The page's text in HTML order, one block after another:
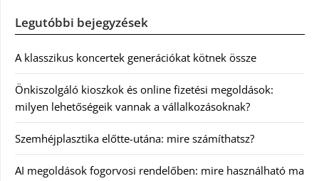
Legutóbbi bejegyzések
A klasszikus koncertek generációkat kötnek össze
Önkiszolgáló kioszkok és online fizetési megoldások:
milyen lehetőségeik vannak a vállalkozásoknak?
Szemhéjplasztika előtte-utána: mire számíthatsz?
AI megoldások fogorvosi rendelőben: mire használható ma